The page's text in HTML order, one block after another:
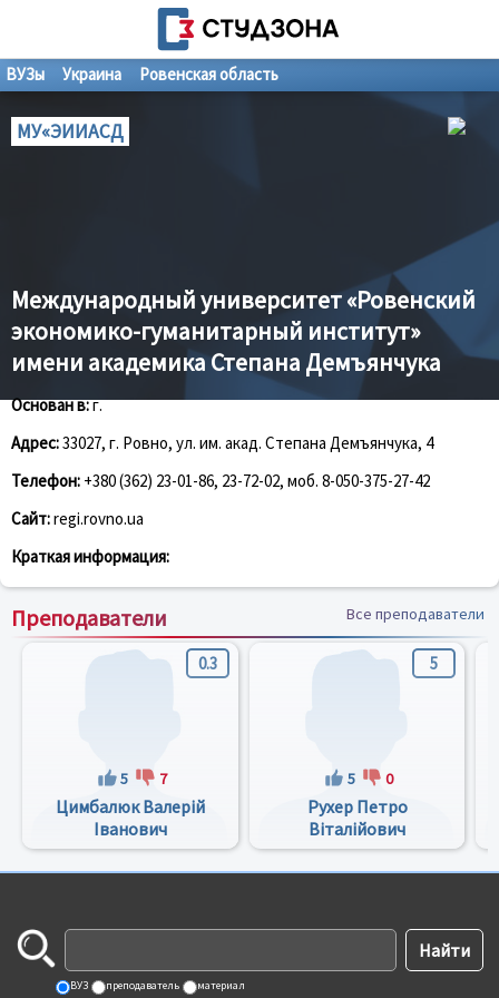
ВУЗы Украина Ровенская область
МУ«ЭИИАСД
Международный университет «Ровенский
экономико-гуманитарный институт»
имени академика Степана Демъянчука
Основан в:г.
Адрес:33027, г. Ровно, ул. им. акад. Степана Демъянчука, 4
Телефон: +380 (362) 23-01-86, 23-72-02, моб. 8-050-375-27-42
Сайт:regi.rovno.ua
Краткая информация:
Преподаватели Все преподаватели
0.3
5 7
Цимбалюк Валерій
Іванович
5
5 0
Рухер Петро
Віталійович
ВУЗ преподаватель материал